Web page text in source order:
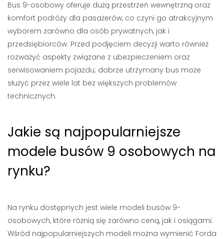
Bus 9-osobowy oferuje dużą przestrzeń wewnętrzną oraz
komfort podróży dla pasażerów, co czyni go atrakcyjnym
wyborem zarówno dla osób prywatnych, jak i
przedsiębiorców. Przed podjęciem decyzji warto również
rozważyć aspekty związane z ubezpieczeniem oraz
serwisowaniem pojazdu; dobrze utrzymany bus może
służyć przez wiele lat bez większych problemów
technicznych.
Jakie są najpopularniejsze
modele busów 9 osobowych na
rynku?
Na rynku dostępnych jest wiele modeli busów 9-
osobowych, które różnią się zarówno ceną, jak i osiągami.
Wśród najpopularniejszych modeli można wymienić Forda